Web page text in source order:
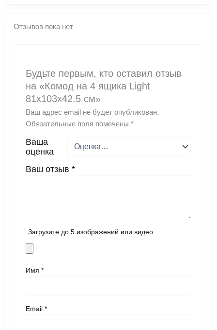
Отзывов пока нет
Будьте первым, кто оставил отзыв
на «Комод на 4 ящика Light
81x103x42.5 см»
Ваш адрес email не будет опубликован.
Обязательные поля помечены *
Ваша
оценка
Ваш отзыв *
Загрузите до 5 изображений или видео
Имя *
Email *